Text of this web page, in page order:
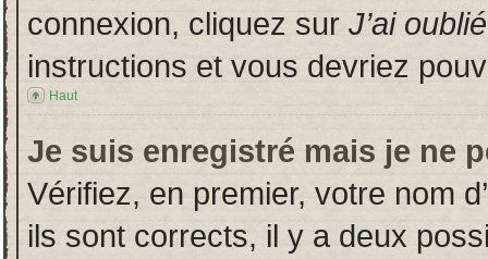
connexion, cliquez sur J’ai
instructions et vous devriez
Haut
Je suis enregistré mais je ne
Vérifiez, en premier, votre nom
ils sont corrects, il y a deux